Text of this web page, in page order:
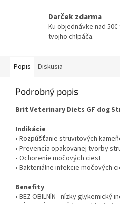
Darček zdarma
Ku objednávke nad
tvojho chlpáča.
Popis Diskusia
Podrobný popis
Brit Veterinary Diets GF dog
Indikácie
• Rozpúšťanie struvitových
• Prevencia opakovanej tvorby
• Ochorenie močových ciest
• Bakteriálne infekcie močových
Benefity
• BEZ OBILNÍN - nízky glykemický